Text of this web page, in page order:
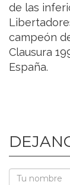
de las
campeón
Clausura
España.